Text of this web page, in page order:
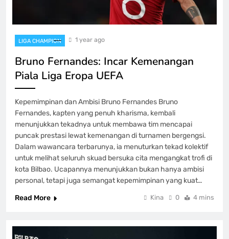
LIGA CHAMPION 1 year ago
Bruno Fernandes: Incar Kemenangan
Piala Liga Eropa UEFA
Kepemimpinan dan Ambisi Bruno Fernandes Bruno
Fernandes, kapten yang penuh kharisma, kembali
menunjukkan tekadnya untuk membawa tim mencapai
puncak prestasi lewat kemenangan di turnamen bergengsi.
Dalam wawancara terbarunya, ia menuturkan tekad kolektif
untuk melihat seluruh skuad bersuka cita mengangkat trofi di
kota Bilbao. Ucapannya menunjukkan bukan hanya ambisi
personal, tetapi juga semangat kepemimpinan yang kuat…
Read More
Kina 0 4 mins